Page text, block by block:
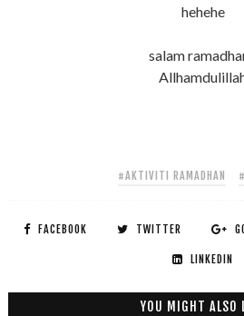
hehehe
salam
#AKTIVITI RAMADHAN
FACEBOOK TWITTER
LINKEDIN
YOU MIGHT ALSO